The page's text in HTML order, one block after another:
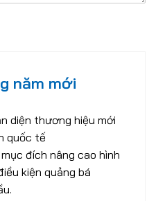
năm mới
diện thương hiệu mới
quốc tế
đích nâng cao hình
kiện quảng bá